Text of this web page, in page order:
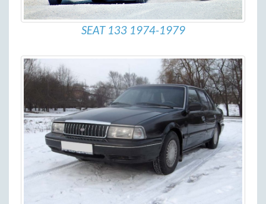
SEAT 133 1974-1979